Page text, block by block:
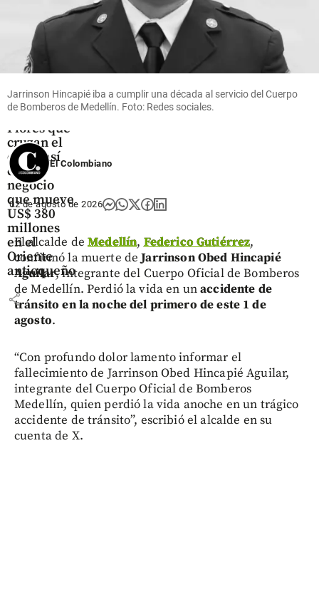
Oriente
Antioqueño
Flores que
cruzan el
cielo: así
es el
negocio
que mueve
US$ 380
millones
en el
Oriente
antioqueño
share
Jarrinson Hincapié iba a cumplir una década al servicio del Cuerpo
de Bomberos de Medellín. Foto: Redes sociales.
El Colombiano
02 de agosto de 2026
El alcalde deMedellín,Federico Gutiérrez,
confirmó la muerte deJarrinson Obed Hincapié
Aguilar, integrante del Cuerpo Oficial de Bomberos
de Medellín. Perdió la vida en unaccidente de
tránsito en la noche del primero de este 1 de
agosto.
“Con profundo dolor lamento informar el
fallecimiento de Jarrinson Obed Hincapié Aguilar,
integrante del Cuerpo Oficial de Bomberos
Medellín, quien perdió la vida anoche en un trágico
accidente de tránsito”, escribió el alcalde en su
cuenta de X.